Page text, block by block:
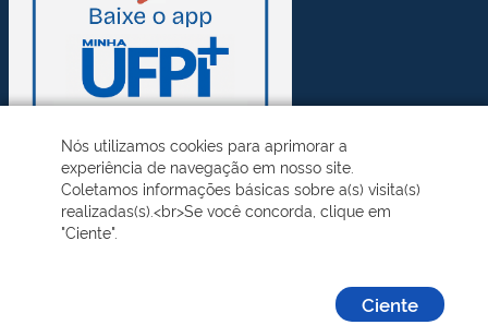
Nós utilizamos cookies para aprimorar a
experiência de navegação em nosso site.
Coletamos informações básicas sobre a(s) visita(s)
realizadas(s).<br>Se você concorda, clique em
"Ciente".
Ciente